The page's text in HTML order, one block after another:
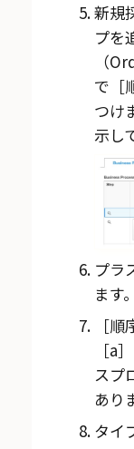
新規
プを
（
で
つけ
示し
プラ
ます
順
a
スプ
あり
タイ